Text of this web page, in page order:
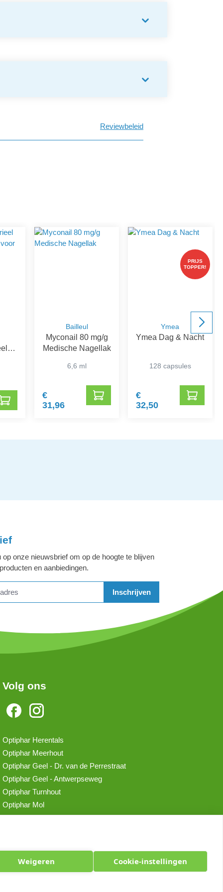
Weigeren Cookie-instellingen
Reviewbeleid
Bailleul
Myconail 80 mg/g
Medische Nagellak
6,6 ml
€
31,96
PRIJS
TOPPER!
Ymea
Ymea Dag & Nacht
128 capsules
€
32,50
op onze nieuwsbrief om op de hoogte te blijven
en aanbiedingen.
Inschrijven
Volg ons
Optiphar Herentals
Optiphar Meerhout
Optiphar Geel - Dr. van de Perrestraat
Optiphar Geel - Antwerpseweg
Optiphar Turnhout
Optiphar Mol